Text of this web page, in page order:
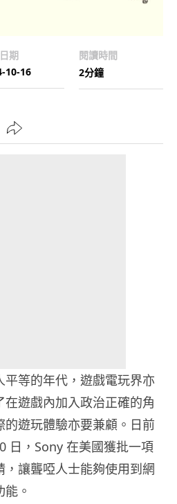
期
10-16
閱讀時間
2分鐘
等的年代，遊戲電玩界亦
遊戲內加入政治正確的角
遊玩體驗亦要兼顧。日前
日，Sony 在美國獲批一項
讓聾啞人士能夠使用到網
。